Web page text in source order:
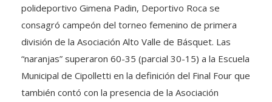
polideportivo Gimena Padin, Deportivo Roca se
consagró campeón del torneo femenino de primera
división de la Asociación Alto Valle de Básquet. Las
“naranjas” superaron 60-35 (parcial 30-15) a la Escuela
Municipal de Cipolletti en la definición del Final Four que
también contó con la presencia de la Asociación